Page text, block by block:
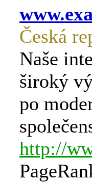
Česká
Naše
široký
po
http://